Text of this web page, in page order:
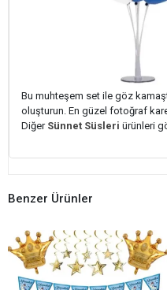
Bu muhteşem set ile göz
oluşturun. En güzel fotoğraf
Diğer Sünnet Süsleri ürünleri
Benzer Ürünler